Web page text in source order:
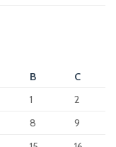
B
C
1
2
8
9